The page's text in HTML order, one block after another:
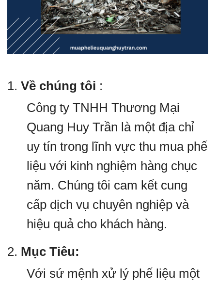
1. Về chúng tôi :
Công ty TNHH Thương Mại
Quang Huy Trần là một địa chỉ
uy tín trong lĩnh vực thu mua phế
liệu với kinh nghiệm hàng chục
năm. Chúng tôi cam kết cung
cấp dịch vụ chuyên nghiệp và
hiệu quả cho khách hàng.
2. Mục Tiêu:
Với sứ mệnh xử lý phế liệu một